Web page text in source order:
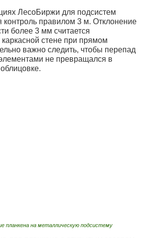
ЛесоБиржи для подсистем
контроль правилом 3 м. Отклонение
более 3 мм считается
стене при прямом
важно следить, чтобы перепад
не превращался в
планкена на металлическую подсистему